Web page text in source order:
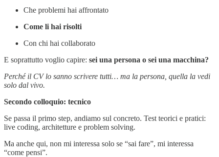
Che problemi hai affrontato
Come li hai risolti
Con chi hai collaborato
E soprattutto voglio capire: sei una persona o sei una macchina?
Perché il CV lo sanno scrivere tutti… ma la persona, quella la vedi
solo dal vivo.
Secondo colloquio: tecnico
Se passa il primo step, andiamo sul concreto. Test teorici e pratici:
live coding, architetture e problem solving.
Ma anche qui, non mi interessa solo se “sai fare”, mi interessa
“come pensi”.